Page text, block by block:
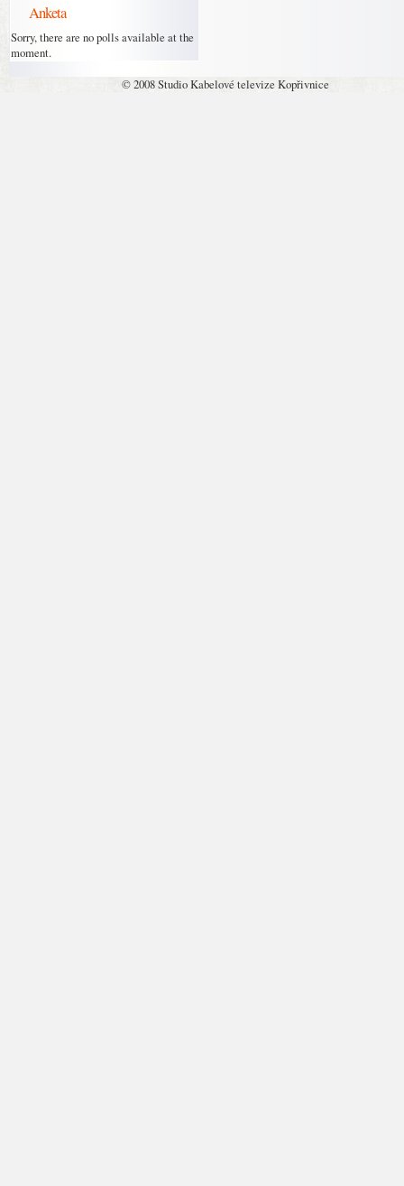
Anketa
Sorry, there are no polls available at the
moment.
© 2008 Studio Kabelové televize Kopřivnice